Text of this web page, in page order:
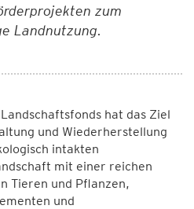
zum
Landnutzung.
hat das Ziel
und Wiederherstellung
intakten
mit einer reichen
Tieren und Pflanzen,
und